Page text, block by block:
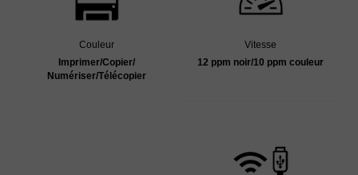
Couleur
Imprimer/Copier/
Numériser/Télécopier
Vitesse
12 ppm noir/10 ppm couleur